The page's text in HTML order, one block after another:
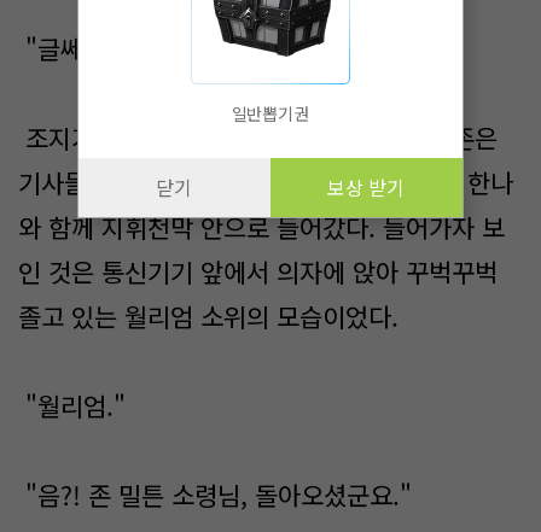
"글쎄? 저기 천막에 불이 켜져 있네."
조지가 손까락으로 지휘천막을 가리켰다. 존은
기사들에게 돌아가서 쉬라고 전하고 조지와 한나
와 함께 지휘천막 안으로 들어갔다. 들어가자 보
인 것은 통신기기 앞에서 의자에 앉아 꾸벅꾸벅
졸고 있는 월리엄 소위의 모습이었다.
"월리엄."
"음?! 존 밀튼 소령님, 돌아오셨군요."
일반뽑기권
닫기 보상 받기